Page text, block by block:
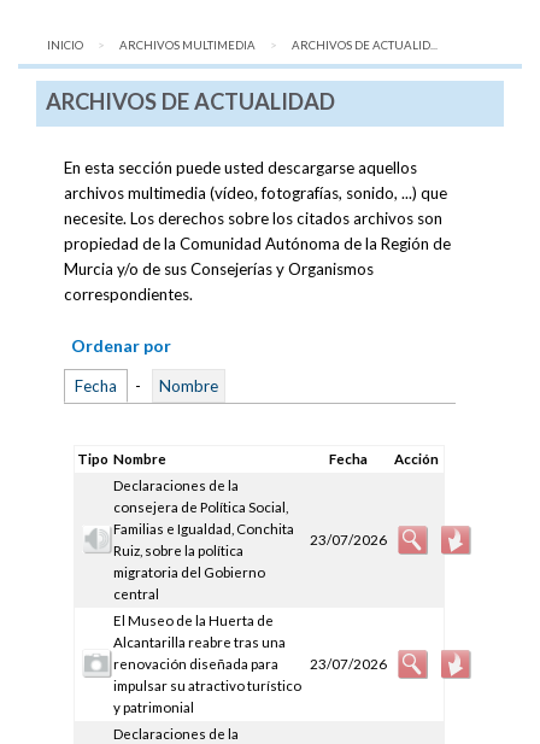
INICIO ARCHIVOS MULTIMEDIA AQUÍ:
ARCHIVOS DE ACTUALID...
ARCHIVOS DE ACTUALIDAD
En esta sección puede usted descargarse aquellos
archivos multimedia (vídeo, fotografías, sonido, ...) que
necesite. Los derechos sobre los citados archivos son
propiedad de la Comunidad Autónoma de la Región de
Murcia y/o de sus Consejerías y Organismos
correspondientes.
Ordenar por
Fecha - Nombre
Tipo Nombre Fecha
Acción
Declaraciones de la
consejera de Política Social,
Familias e Igualdad, Conchita
Ruiz, sobre la política
migratoria del Gobierno
central
23/07/2026
El Museo de la Huerta de
Alcantarilla reabre tras una
renovación diseñada para
impulsar su atractivo turístico
y patrimonial
23/07/2026
Declaraciones de la